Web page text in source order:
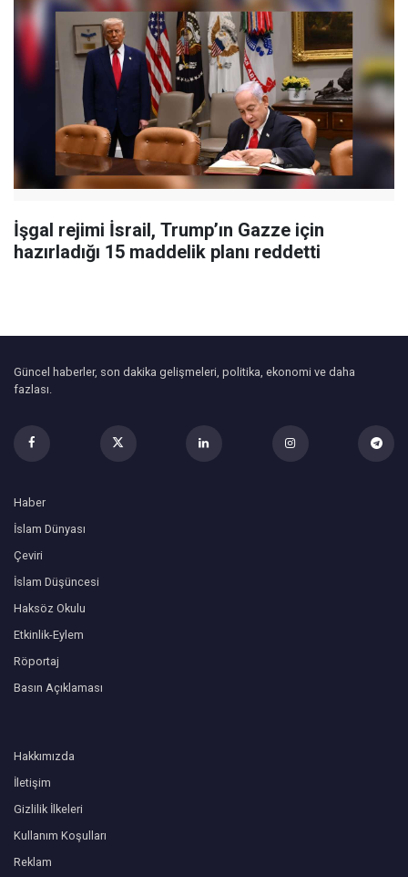
İşgal rejimi İsrail, Trump’ın Gazze için
hazırladığı 15 maddelik planı reddetti
Güncel haberler, son dakika gelişmeleri, politika, ekonomi ve daha
fazlası.
Haber
İslam Dünyası
Çeviri
İslam Düşüncesi
Haksöz Okulu
Etkinlik-Eylem
Röportaj
Basın Açıklaması
Hakkımızda
İletişim
Gizlilik İlkeleri
Kullanım Koşulları
Reklam